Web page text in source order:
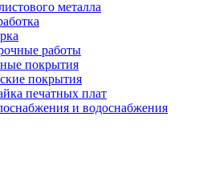
металла
работы
покрытия
покрытия
печатных плат
и водоснабжения